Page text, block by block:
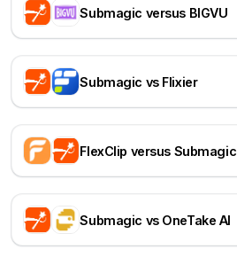
Submagic versus BIGVU
Submagic vs Flixier
FlexClip versus Submagic
Submagic vs OneTake AI